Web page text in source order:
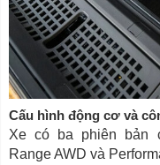
Cấu hình động cơ và
Xe có ba phiên bản
Range AWD và